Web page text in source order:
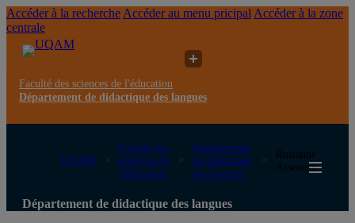
Accéder à la recherche Accéder au menu pricipal Accéder à la zone
centrale
Faculté des sciences de l'éducation
Département de didactique des langues
UQAM
Faculté des
sciences de
l'éducation
Département
de didactique
des langues
Rosianne
Arseneau
Département de didactique des langues